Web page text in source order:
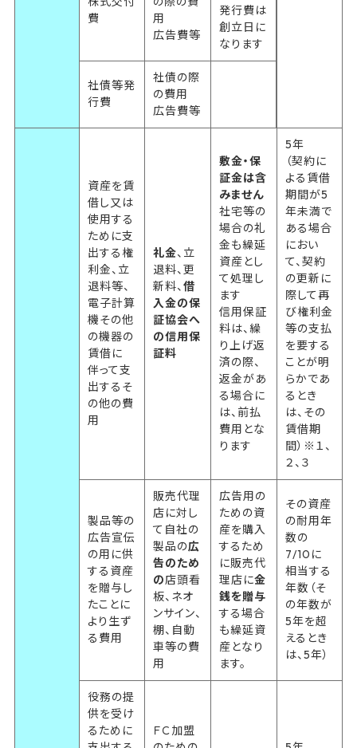
費
用
広告費等
発行費は
創立日に
なります
社債等発
行費
社債の際
の費用
広告費等
資産を賃
借し又は
使用する
ために支
出する権
利金、立
退料等、
電子計算
機その他
の機器の
賃借に
伴って支
出するそ
の他の費
用
礼金、立
退料、更
新料、借
入金の保
証協会へ
の信用保
証料
敷金・保
証金は含
みません
社宅等の
場合の礼
金も繰延
資産とし
て処理し
ます
信用保証
料は、繰
り上げ返
済の際、
返金があ
る場合に
は、前払
費用とな
ります
5年
（契約に
よる賃借
期間が5
年未満で
ある場合
におい
て、契約
の更新に
際して再
び権利金
等の支払
を要する
ことが明
らかであ
るとき
は、その
賃借期
間）※１、
２、３
製品等の
広告宣伝
の用に供
する資産
を贈与し
たことに
より生ず
る費用
販売代理
店に対し
て自社の
製品の広
告のため
の店頭看
板、ネオ
ンサイン、
棚、自動
車等の費
用
広告用の
ための資
産を購入
するため
に販売代
理店に金
銭を贈与
する場合
も繰延資
産となり
ます。
その資産
の耐用年
数の
7/10に
相当する
年数（そ
の年数が
5年を超
えるとき
は、5年）
役務の提
供を受け
るために
ＦＣ加盟